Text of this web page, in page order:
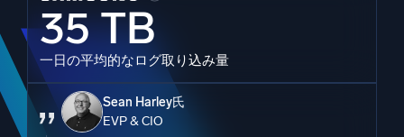
35 TB
一日の平均的なログ取り込み量
Sean Harley氏
EVP & CIO